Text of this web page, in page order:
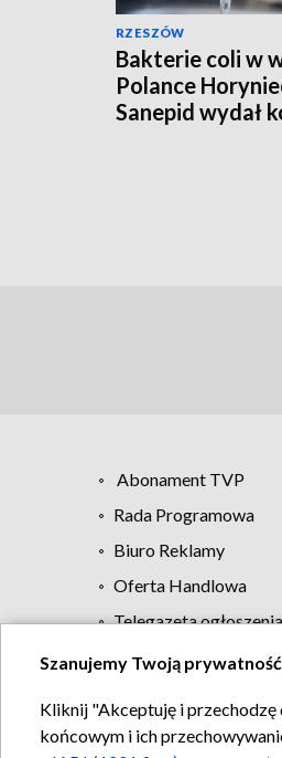
RZESZÓW
Bakterie coli w
Polance
Sanepid wydał
Abonament TVP
Rada Programowa
Biuro Reklamy
Oferta Handlowa
Telegazeta ogłoszenia
Szanujemy Twoją prywatność
Kliknij "Akceptuję i przechodzę
końcowym i ich